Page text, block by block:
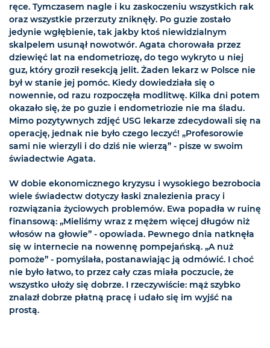
ręce. Tymczasem nagle i ku zaskoczeniu wszystkich rak
oraz wszystkie przerzuty zniknęły. Po guzie zostało
jedynie wgłębienie, tak jakby ktoś niewidzialnym
skalpelem usunął nowotwór. Agata chorowała przez
dziewięć lat na endometriozę, do tego wykryto u niej
guz, który groził resekcją jelit. Żaden lekarz w Polsce nie
był w stanie jej pomóc. Kiedy dowiedziała się o
nowennie, od razu rozpoczęła modlitwę. Kilka dni potem
okazało się, że po guzie i endometriozie nie ma śladu.
Mimo pozytywnych zdjęć USG lekarze zdecydowali się na
operację, jednak nie było czego leczyć! „Profesorowie
sami nie wierzyli i do dziś nie wierzą” - pisze w swoim
świadectwie Agata.
W dobie ekonomicznego kryzysu i wysokiego bezrobocia
wiele świadectw dotyczy łaski znalezienia pracy i
rozwiązania życiowych problemów. Ewa popadła w ruinę
finansową: „Mieliśmy wraz z mężem więcej długów niż
włosów na głowie” - opowiada. Pewnego dnia natknęła
się w internecie na nowennę pompejańską. „A nuż
pomoże” - pomyślała, postanawiając ją odmówić. I choć
nie było łatwo, to przez cały czas miała poczucie, że
wszystko ułoży się dobrze. I rzeczywiście: mąż szybko
znalazł dobrze płatną pracę i udało się im wyjść na
prostą.